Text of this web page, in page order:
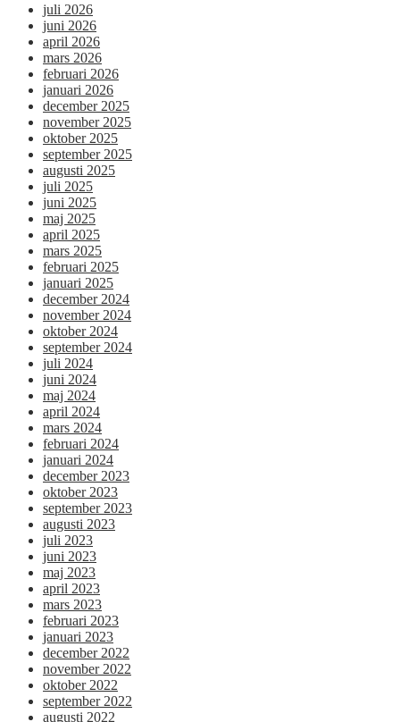
juli 2026
juni 2026
april 2026
mars 2026
februari 2026
januari 2026
december 2025
november 2025
oktober 2025
september 2025
augusti 2025
juli 2025
juni 2025
maj 2025
april 2025
mars 2025
februari 2025
januari 2025
december 2024
november 2024
oktober 2024
september 2024
juli 2024
juni 2024
maj 2024
april 2024
mars 2024
februari 2024
januari 2024
december 2023
oktober 2023
september 2023
augusti 2023
juli 2023
juni 2023
maj 2023
april 2023
mars 2023
februari 2023
januari 2023
december 2022
november 2022
oktober 2022
september 2022
augusti 2022